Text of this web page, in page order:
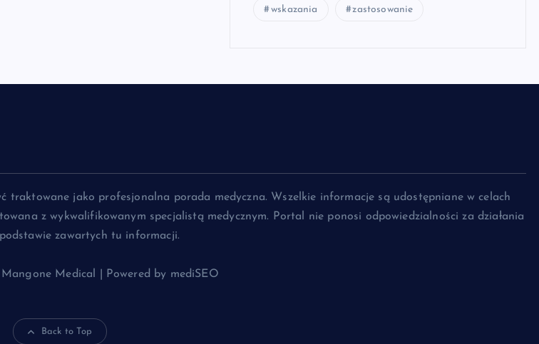
wskazania zastosowanie
traktowane jako profesjonalna porada medyczna. Wszelkie informacje są udostępniane w celach
z wykwalifikowanym specjalistą medycznym. Portal nie ponosi odpowiedzialności za działania
zawartych tu informacji.
Medical | Powered by mediSEO
Back to Top